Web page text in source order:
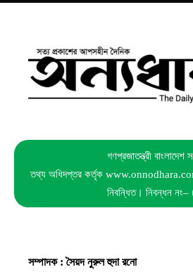
গণপ্রজাতন্ত্রী বাংলাদেশ
তথ্য অধিদপ্তর কর্তৃক
নিবন্ধিত। নিবন্ধন নং–
সম্পাদক : সৈয়দ নুরুল হুদা রনো